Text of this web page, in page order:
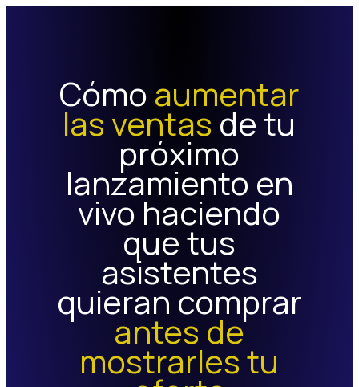
Cómo aumentar
las ventas de tu
próximo
lanzamiento en
vivo haciendo
que tus
asistentes
quieran comprar
antes de
mostrarles tu